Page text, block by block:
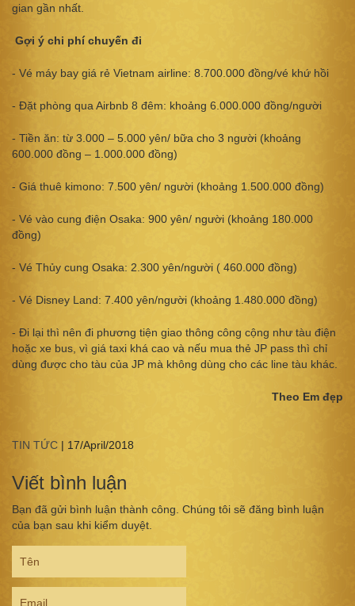
gian gần nhất.
Gợi ý chi phí chuyến đi
- Vé máy bay giá rẻ Vietnam airline: 8.700.000 đồng/vé khứ hồi
- Đặt phòng qua Airbnb 8 đêm: khoảng 6.000.000 đồng/người
- Tiền ăn: từ 3.000 – 5.000 yên/ bữa cho 3 người (khoảng
600.000 đồng – 1.000.000 đồng)
- Giá thuê kimono: 7.500 yên/ người (khoảng 1.500.000 đồng)
- Vé vào cung điện Osaka: 900 yên/ người (khoảng 180.000
đồng)
- Vé Thủy cung Osaka: 2.300 yên/người ( 460.000 đồng)
- Vé Disney Land: 7.400 yên/người (khoảng 1.480.000 đồng)
- Đi lại thì nên đi phương tiện giao thông công cộng như tàu điện
hoặc xe bus, vì giá taxi khá cao và nếu mua thẻ JP pass thì chỉ
dùng được cho tàu của JP mà không dùng cho các line tàu khác.
Theo Em đẹp
TIN TỨC | 17/April/2018
Viết bình luận
Bạn đã gửi bình luận thành công. Chúng tôi sẽ đăng bình luận
của bạn sau khi kiểm duyệt.